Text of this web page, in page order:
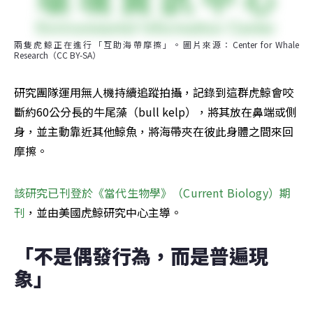
兩隻虎鯨正在進行「互助海帶摩擦」。圖片來源：Center for Whale
Research（CC BY-SA）
研究團隊運用無人機持續追蹤拍攝，記錄到這群虎鯨會咬
斷約60公分長的牛尾藻（bull kelp），將其放在鼻端或側
身，並主動靠近其他鯨魚，將海帶夾在彼此身體之間來回
摩擦。
該研究已刊登於《當代生物學》（Current Biology）期
刊 ，並由美國虎鯨研究中心主導。
「不是偶發行為，而是普遍現
象」